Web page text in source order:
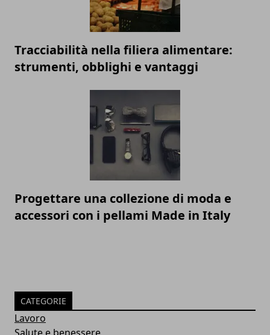
Tracciabilità nella filiera alimentare:
strumenti, obblighi e vantaggi
Progettare una collezione di moda e
accessori con i pellami Made in Italy
CATEGORIE
Lavoro